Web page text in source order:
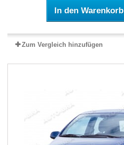
In den Warenkorb
Zum Vergleich hinzufügen